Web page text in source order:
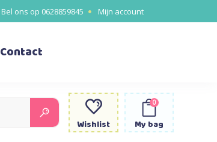
Bel ons op 0628859845 Mijn account
Contact
Search
for: Wishlist My bag
0